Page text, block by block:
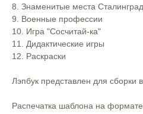
8. Знаменитые места
9. Военные профессии⠀
10. Игра "Сосчитай-ка"⠀
11. Дидактические игры⠀
12. Раскраски⠀
Лэпбук представлен для сборки
Распечатка шаблона на формате